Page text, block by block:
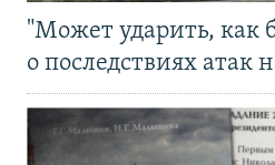
"Может ударить, как
о последствиях атак